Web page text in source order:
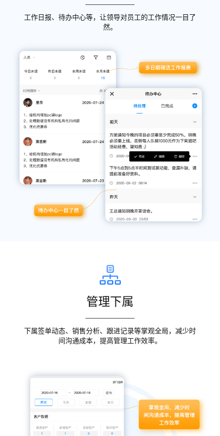
工作日报、待办中心等，让领导对员工的工作情况一目了
然。
管理下属
下属签单动态、销售分析、跟进记录等掌观全局，减少时
间沟通成本，提高管理工作效率。